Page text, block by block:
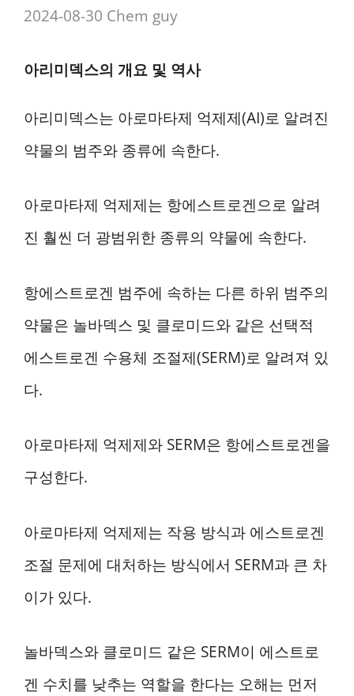
2024-08-30 Chem guy
아리미덱스의 개요 및 역사
아리미덱스는 아로마타제 억제제(AI)로 알려진
약물의 범주와 종류에 속한다.
아로마타제 억제제는 항에스트로겐으로 알려
진 훨씬 더 광범위한 종류의 약물에 속한다.
항에스트로겐 범주에 속하는 다른 하위 범주의
약물은 놀바덱스 및 클로미드와 같은 선택적
에스트로겐 수용체 조절제(SERM)로 알려져 있
다.
아로마타제 억제제와 SERM은 항에스트로겐을
구성한다.
아로마타제 억제제는 작용 방식과 에스트로겐
조절 문제에 대처하는 방식에서 SERM과 큰 차
이가 있다.
놀바덱스와 클로미드 같은 SERM이 에스트로
겐 수치를 낮추는 역할을 한다는 오해는 먼저